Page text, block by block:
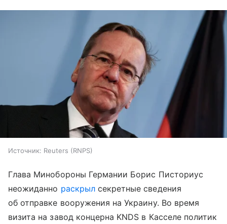
Источник: Reuters (RNPS)
Глава Минобороны Германии Борис Писториус
неожиданно раскрылсекретные сведения
об отправке вооружения на Украину. Во время
визита на завод концерна KNDS в Касселе политик